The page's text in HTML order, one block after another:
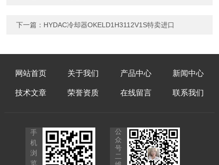
下一篇： HYDAC冷却器OKELD1H3112V1S特卖进口
网站首页 关于我们 产品中心 新闻中心
技术文章 荣誉资质 在线留言 联系我们
手
机
浏
览
公
众
号
二